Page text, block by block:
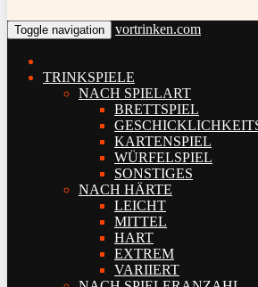
Toggle navigation vortrinken.com
TRINKSPIELE
NACH SPIELART
BRETTSPIEL
KARTENSPIEL
WÜRFELSPIEL
SONSTIGES
NACH HÄRTE
LEICHT
MITTEL
HART
EXTREM
VARIIERT